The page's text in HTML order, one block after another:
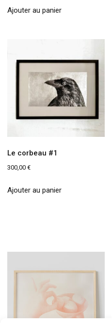
Ajouter au panier
Le corbeau #1
300,00 €
Ajouter au panier